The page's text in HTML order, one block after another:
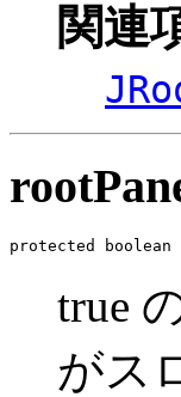
関連
protected boolean
true
がス